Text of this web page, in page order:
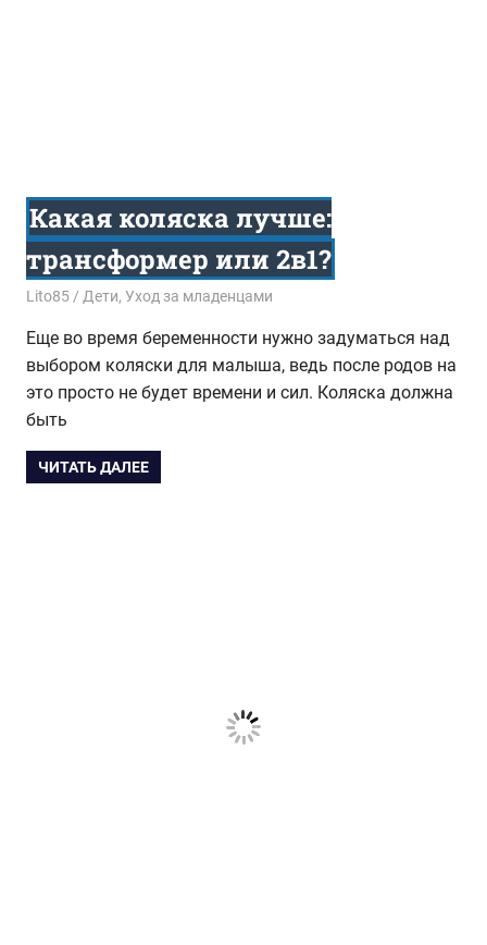
Какая коляска лучше:
трансформер или 2в1?
01.11.2017
Lito85 Дети, Уход за младенцами
Еще во время беременности нужно задуматься над
выбором коляски для малыша, ведь после родов на
это просто не будет времени и сил. Коляска должна
быть
ЧИТАТЬ ДАЛЕЕ